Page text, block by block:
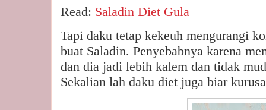
Read: Saladin Diet Gula
Tapi daku tetap kekeuh mengurangi
buat Saladin. Penyebabnya karena
dan dia jadi lebih kalem dan tidak
Sekalian lah daku diet juga biar